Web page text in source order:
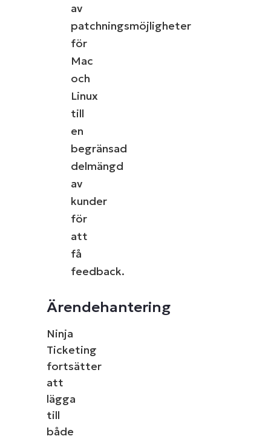
av
patchningsmöjligheter
för
Mac
och
Linux
till
en
begränsad
delmängd
av
kunder
för
att
få
feedback.
Ärendehantering
Ninja
Ticketing
fortsätter
att
lägga
till
både